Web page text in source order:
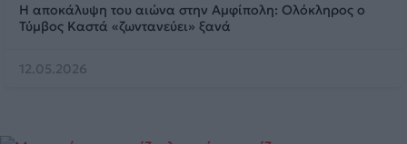
Η αποκάλυψη του αιώνα στην Αμφίπολη: Ολόκληρος ο
Τύμβος Καστά «ζωντανεύει» ξανά
12.05.2026